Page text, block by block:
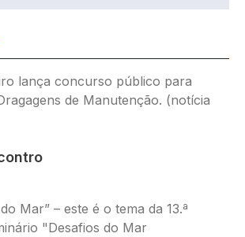
Mar” – este é o tema da 13.ª
"Desafios do Mar